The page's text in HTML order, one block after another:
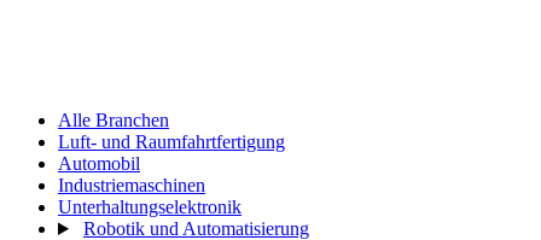
Alle Branchen
Luft- und Raumfahrtfertigung
Automobil
Industriemaschinen
Unterhaltungselektronik
Robotik und Automatisierung